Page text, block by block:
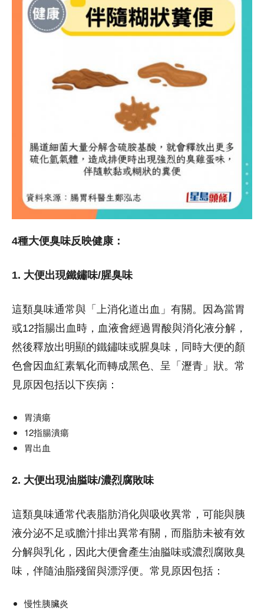
4種大便臭味反映健康：
1. 大便出現鐵鏽味/腥臭味
這類臭味通常與「上消化道出血」有關。因為當胃
或12指腸出血時，血液會經過胃酸與消化液分解，
然後釋放出明顯的鐵鏽味或腥臭味，同時大便的顏
色會因血紅素氧化而轉成黑色、呈「瀝青」狀。常
見原因包括以下疾病：
胃潰瘍
12指腸潰瘍
胃出血
2. 大便出現油膉味/濃烈腐敗味
這類臭味通常代表脂肪消化與吸收異常，可能與胰
液分泌不足或膽汁排出異常有關，而脂肪未被有效
分解與乳化，因此大便會產生油膉味或濃烈腐敗臭
味，伴隨油脂殘留與漂浮便。常見原因包括：
慢性胰臟炎